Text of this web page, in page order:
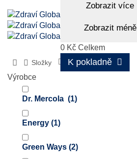
Zobrazit více
Zobrazit méně
0 Kč Celkem
K pokladně
Složky Chlorella
Výrobce
Dr. Mercola (1)
Energy (1)
Green Ways (2)